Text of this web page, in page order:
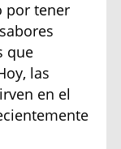
por tener
que
las
en el